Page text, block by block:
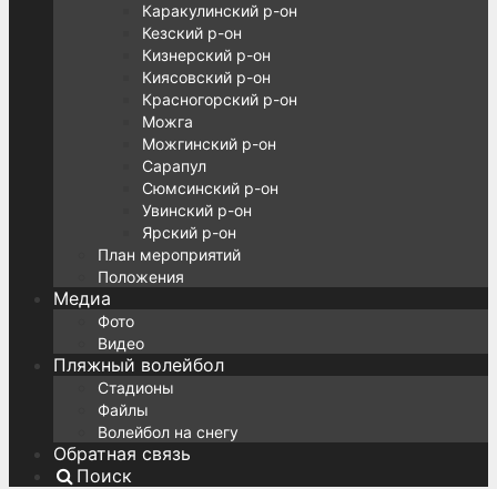
Каракулинский р-он
Кезский р-он
Кизнерский р-он
Киясовский р-он
Красногорский р-он
Можга
Можгинский р-он
Сарапул
Сюмсинский р-он
Увинский р-он
Ярский р-он
План мероприятий
Положения
Медиа
Фото
Видео
Пляжный волейбол
Стадионы
Файлы
Волейбол на снегу
Обратная связь
Поиск